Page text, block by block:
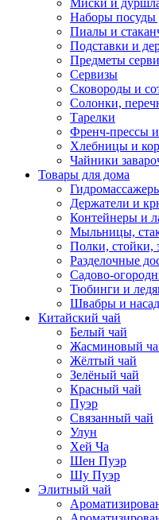
Миски и
Наборы посуды
Пиалы и
Подставки и
Предметы
Сервизы
Сковороды и
Солонки,
Тарелки
Френч-прессы
Хлебницы и
Чайники
Товары для дома
Держатели и
Контейнеры и
Мыльницы,
Полки, стойки,
Разделочные
Садово-
Тюбинги и
Швабры и
Китайский чай
Белый чай
Жасминовый
Жёлтый чай
Зелёный чай
Красный чай
Пуэр
Связанный чай
Улун
Хей Ча
Шен Пуэр
Шу Пуэр
Элитный чай